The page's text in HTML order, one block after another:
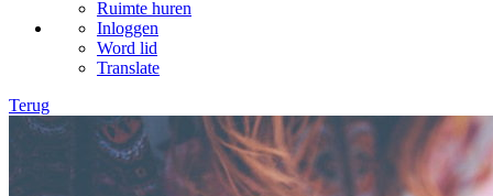
Ruimte huren
Inloggen
Word lid
Translate
Terug